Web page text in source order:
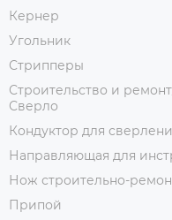
Кернер
Угольник
Стрипперы
Строительство и
Сверло
Кондуктор для
Направляющая для
Нож строительно-
Припой